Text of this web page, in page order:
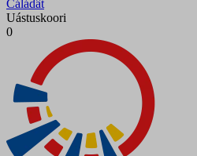
Čáládât
Uástuskoori
0